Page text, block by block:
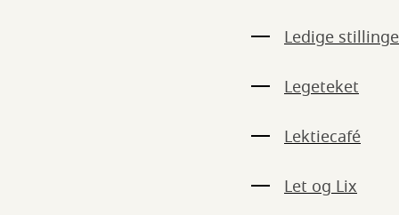
Ledige
Legeteket
Lektiecafé
Let og Lix